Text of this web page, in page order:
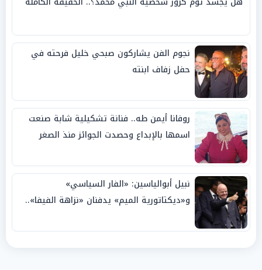
نجوم الفن يشاركون صبحي خليل فرحته في
حفل زفاف ابنته
روفانا أيمن طه.. فنانة تشكيلية شابة صنعت
اسمها بالإبداع وحصدت الجوائز منذ الصغر
نبيل أبوالياسين: «الفار السياسي»
و«ديكتاتورية الميم» يدفنان «نزاهة الفيفا»..